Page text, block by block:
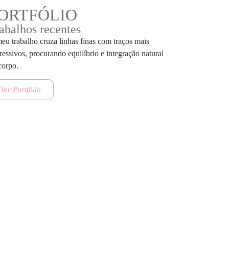
recentes
trabalho cruza linhas finas com traços mais
procurando equilíbrio e integração natural
Ver Portfólio